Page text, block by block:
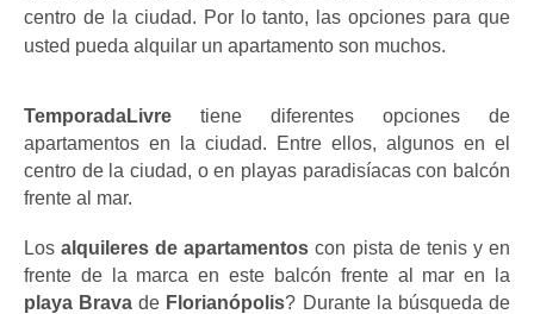
centro de la ciudad. Por lo tanto, las opciones para que
usted pueda alquilar un apartamento son muchos.
TemporadaLivre tiene diferentes opciones de
apartamentos en la ciudad. Entre ellos, algunos en el
centro de la ciudad, o en playas paradisíacas con balcón
frente al mar.
Los alquileres de apartamentos con pista de tenis y en
playa Brava de Florianópolis? Durante la búsqueda de